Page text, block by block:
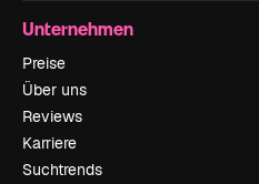
Unternehmen
Preise
Über uns
Reviews
Karriere
Suchtrends